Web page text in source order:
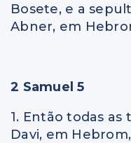
Bosete, e a
Abner, em
2 Samuel 5
1. Então todas as
Davi, em